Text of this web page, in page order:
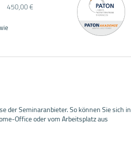
450,00 €
der Seminaranbieter. So können Sie sich in
Office oder vom Arbeitsplatz aus